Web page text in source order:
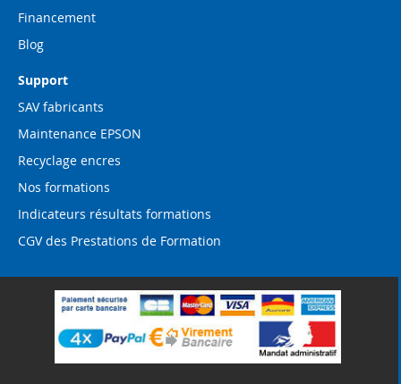
Financement
Blog
Support
SAV fabricants
Maintenance EPSON
Recyclage encres
Nos formations
Indicateurs résultats formations
CGV des Prestations de Formation